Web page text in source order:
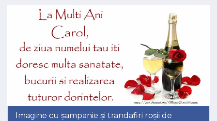
Imagine cu șampanie și trandafiri roșii de